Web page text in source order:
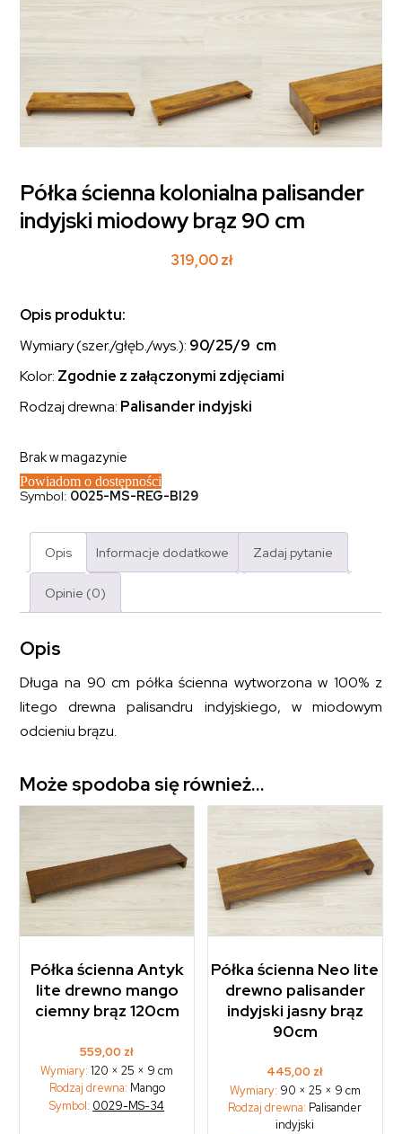
Półka ścienna kolonialna palisander
indyjski miodowy brąz 90 cm
319,00zł
Opis produktu:
Wymiary (szer./głęb./wys.): 90/25/9 cm
Kolor: Zgodnie z załączonymi zdjęciami
Rodzaj drewna: Palisander indyjski
Brak w magazynie
Powiadom o dostępności
Symbol: 0025-MS-REG-BI29
Opis Informacje dodatkowe Zadaj pytanie
Opinie (0)
Opis
Długa na 90 cm półka ścienna wytworzona w 100% z
litego drewna palisandru indyjskiego, w miodowym
odcieniu brązu.
Może spodoba się również…
Półka ścienna Antyk
lite drewno mango
ciemny brąz 120cm
559,00 zł
Wymiary:120 × 25 × 9 cm
Rodzaj drewna: Mango
Symbol: 0029-MS-34
Półka ścienna Neo lite
drewno palisander
indyjski jasny brąz
90cm
445,00 zł
Wymiary: 90 × 25 × 9 cm
Rodzaj drewna: Palisander
indyjski